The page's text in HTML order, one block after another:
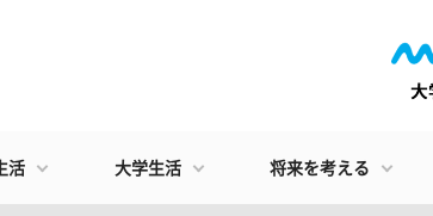
活 大学生活 将来を考える